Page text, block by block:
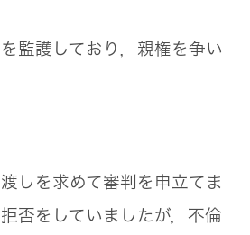
監護しており，親権を争い
しを求めて審判を申立てま
否をしていましたが，不倫